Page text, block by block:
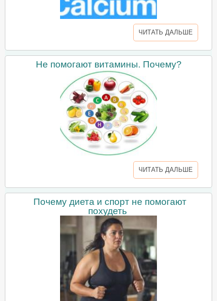
ЧИТАТЬ ДАЛЬШЕ
Не помогают витамины. Почему?
ЧИТАТЬ ДАЛЬШЕ
Почему диета и спорт не помогают
похудеть